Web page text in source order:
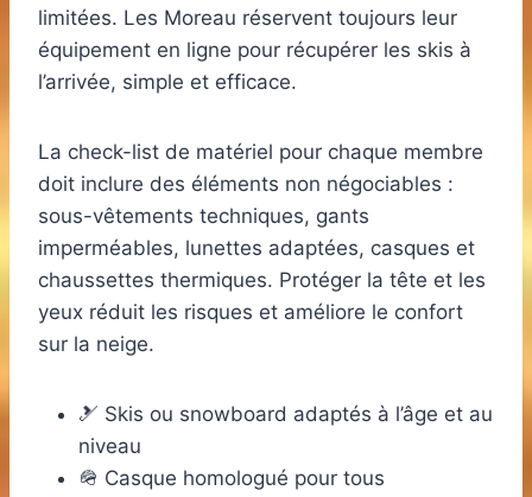
limitées. Les Moreau réservent toujours leur
équipement en ligne pour récupérer les skis à
l’arrivée, simple et efficace.
La check-list de matériel pour chaque membre
doit inclure des éléments non négociables :
sous-vêtements techniques, gants
imperméables, lunettes adaptées, casques et
chaussettes thermiques. Protéger la tête et les
yeux réduit les risques et améliore le confort
sur la neige.
🎿 Skis ou snowboard adaptés à l’âge et au
niveau
🪖 Casque homologué pour tous